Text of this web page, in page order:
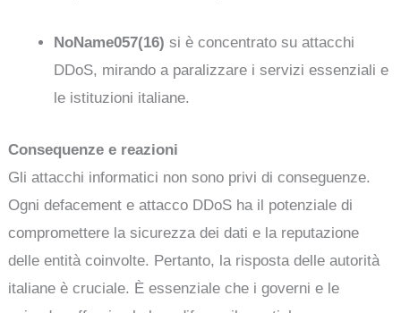
NoName057(16) si è concentrato su attacchi
DDoS, mirando a paralizzare i servizi essenziali e
le istituzioni italiane.
Consequenze e reazioni
Gli attacchi informatici non sono privi di conseguenze.
Ogni defacement e attacco DDoS ha il potenziale di
compromettere la sicurezza dei dati e la reputazione
delle entità coinvolte. Pertanto, la risposta delle autorità
italiane è cruciale. È essenziale che i governi e le